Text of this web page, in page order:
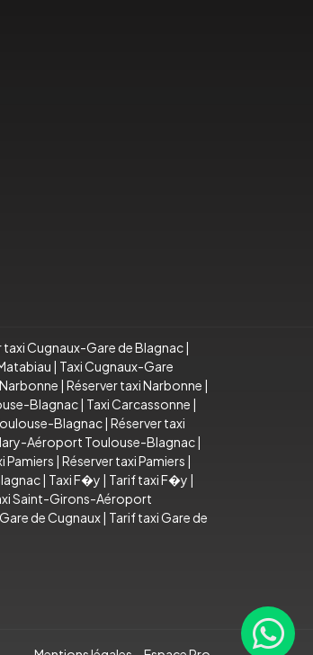
taxi Cugnaux-Gare de Blagnac
Taxi Cugnaux-Gare
Réserver taxi Narbonne
Blagnac Taxi Carcassonne
Blagnac Réserver taxi
Aéroport Toulouse-Blagnac
Pamiers Réserver taxi Pamiers
Taxi F�y Tarif taxi F�y
Saint-Girons-Aéroport
de Cugnaux Tarif taxi Gare de